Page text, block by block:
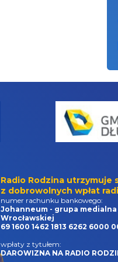
Radio Rodzina utrzymuje
z dobrowolnych wpłat
numer rachunku bankowego:
Johanneum - grupa
Wrocławskiej
69 1600 1462 1813 6262 6000
wpłaty z tytułem:
DAROWIZNA NA RADIO